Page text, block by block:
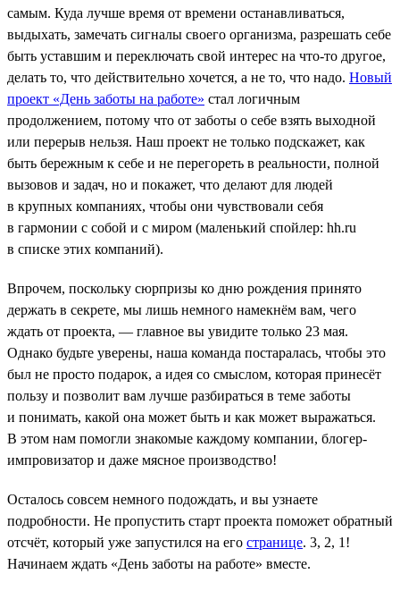
самым. Куда лучше время от времени останавливаться,
выдыхать, замечать сигналы своего организма, разрешать себе
быть уставшим и переключать свой интерес на что-то другое,
делать то, что действительно хочется, а не то, что надо. Новый
проект «День заботы на работе» стал логичным
продолжением, потому что от заботы о себе взять выходной
или перерыв нельзя. Наш проект не только подскажет, как
быть бережным к себе и не перегореть в реальности, полной
вызовов и задач, но и покажет, что делают для людей
в крупных компаниях, чтобы они чувствовали себя
в гармонии с собой и с миром (маленький спойлер: hh.ru
в списке этих компаний).
Впрочем, поскольку сюрпризы ко дню рождения принято
держать в секрете, мы лишь немного намекнём вам, чего
ждать от проекта, — главное вы увидите только 23 мая.
Однако будьте уверены, наша команда постаралась, чтобы это
был не просто подарок, а идея со смыслом, которая принесёт
пользу и позволит вам лучше разбираться в теме заботы
и понимать, какой она может быть и как может выражаться.
В этом нам помогли знакомые каждому компании, блогер-
импровизатор и даже мясное производство!
Осталось совсем немного подождать, и вы узнаете
подробности. Не пропустить старт проекта поможет обратный
отсчёт, который уже запустился на его странице. 3, 2, 1!
Начинаем ждать «День заботы на работе» вместе.